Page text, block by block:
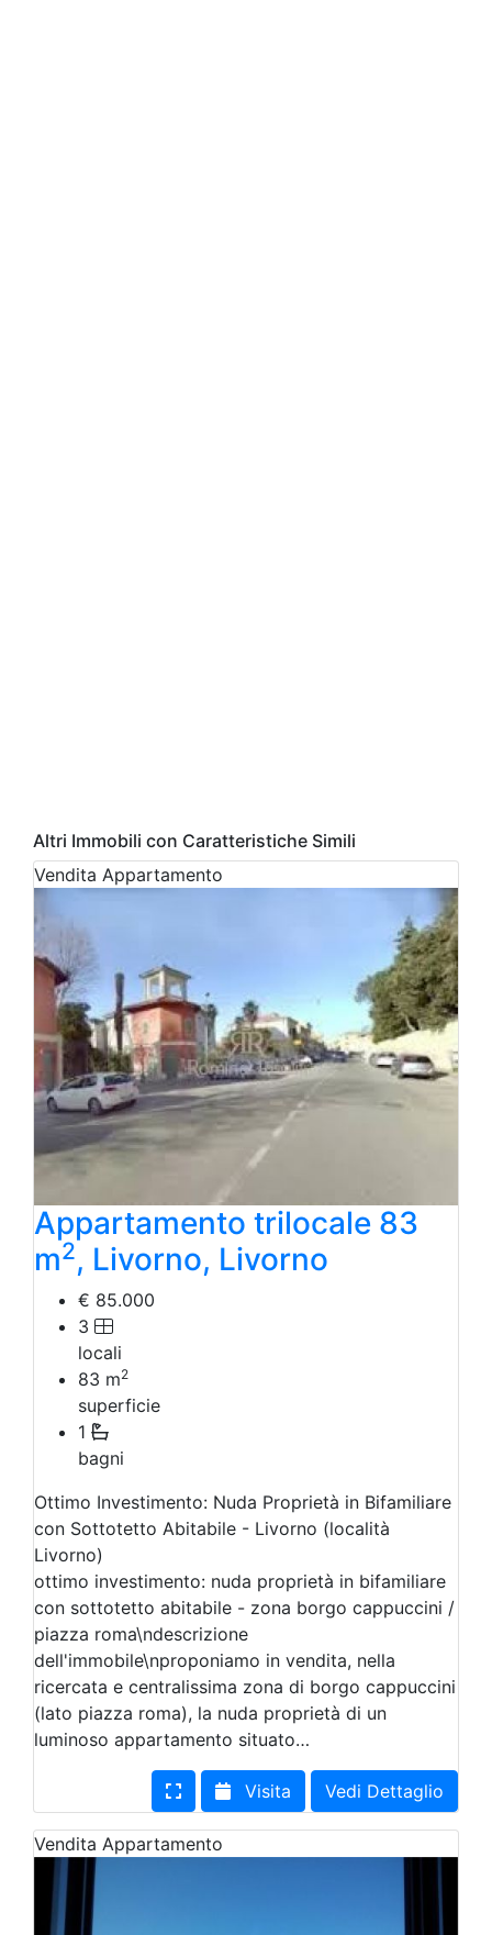
Altri Immobili con Caratteristiche Simili
Vendita Appartamento
Appartamento trilocale 83
m2, Livorno, Livorno
€ 85.000
3
locali
83 m2
superficie
1
bagni
Ottimo Investimento: Nuda Proprietà in Bifamiliare
con Sottotetto Abitabile - Livorno (località
Livorno)
ottimo investimento: nuda proprietà in bifamiliare
con sottotetto abitabile - zona borgo cappuccini /
piazza roma\ndescrizione
dell'immobile\nproponiamo in vendita, nella
ricercata e centralissima zona di borgo cappuccini
(lato piazza roma), la nuda proprietà di un
luminoso appartamento situato…
Visita Vedi Dettaglio
Vendita Appartamento